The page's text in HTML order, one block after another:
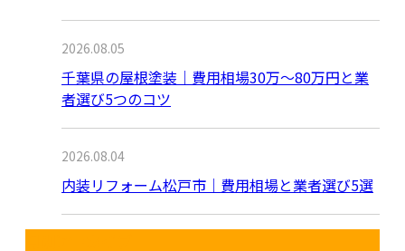
2026.08.05
千葉県の屋根塗装｜費用相場30万～80万円と業
者選び5つのコツ
2026.08.04
内装リフォーム松戸市｜費用相場と業者選び5選